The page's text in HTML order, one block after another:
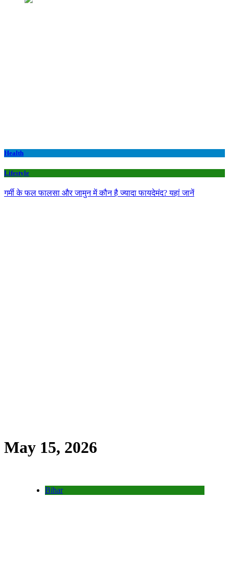
Health
Lifestyle
गर्मी के फल फालसा और जामुन में कौन है ज्यादा फायदेमंद? यहां जानें
May 15, 2026
Bihar